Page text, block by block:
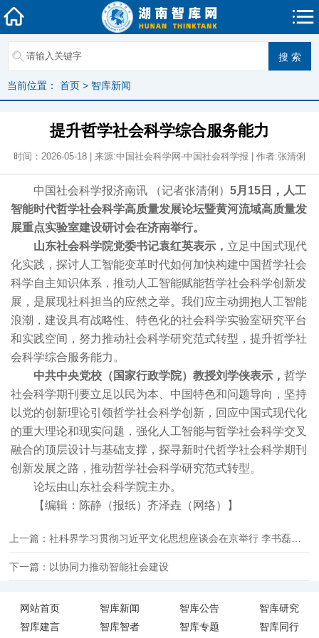
当前位置： 首页 > 智库新闻
提升哲学社会科学综合服务能力
时间：2026-05-18 | 来源:中国社会科学网-中国社会科学报 | 作者:张清俐
中国社会科学报济南讯 （记者张清俐） 5月15日，人工
智能时代哲学社会科学高质量发展论坛暨黄河流域高质量发
展重点实验室建设研讨会在济南举行。
山东社会科学院党委书记袁红英表示， 立足中国式现代
化实践，探讨人工智能变革时代如何加快构建中国哲学社会
科学自主知识体系，推动人工智能赋能哲学社会科学创新发
展，是展现社科担当的应然之举。我们应主动拥抱人工智能
浪潮，建设具有战略性、特色化的社会科学实验室研究平台
和实践空间，努力推动社会科学研究范式转型，提升哲学社
会科学综合服务能力。
中共中央党校（国家行政学院）教授刘学侠表示， 哲学
社会科学期刊要立足以民为本、中国特色和问题导向，坚持
以党的创新理论引领哲学社会科学创新，回应中国式现代化
的重大理论和现实问题，强化人工智能与哲学社会科学交叉
融合的顶层设计与基础支撑，探寻新时代哲学社会科学期刊
创新发展之路，推动哲学社会科学研究范式转型。
论坛由山东社会科学院主办。
【编辑：陈静（报纸）齐泽垚（网络）】
上一篇：社科界学习贯彻习近平文化思想座谈会在京举行 李书磊出席并讲话
下一篇：以协同力推动智能社会建设
网站首页 智库新闻 智库公告
智库研究
智库建言
智库智者 智库专题 智库同行